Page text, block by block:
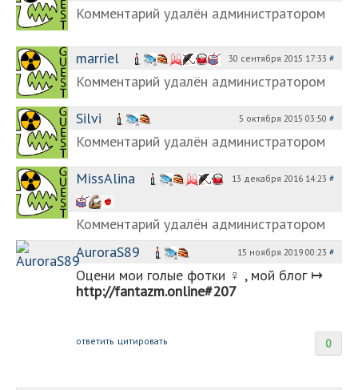
Комментарий удалён администратором
marriel 30 сентября 2015 17:33 #
Комментарий удалён администратором
Silvi
5 октября 2015 03:50 #
Комментарий удалён администратором
MissAlina
13 декабря 2016 14:23 #
Комментарий удалён администратором
AuroraS89
15 ноября 2019 00:23 #
О︀ц︀е︀н︀и︀ ︀м︀о︀и︀ ︀г︀о︀л︀ы︀е︀ ︀ф︀о︀т︀к︀и︀ ︀♀︀ ︀,︀ м︀о︀й︀ ︀б︀л︀о︀г︀ ︀↦︀
http://f︀a︀n︀t︀a︀z︀m︀.︀o︀n︀l︀i︀n︀e︀#︀207
0
ответить цитировать